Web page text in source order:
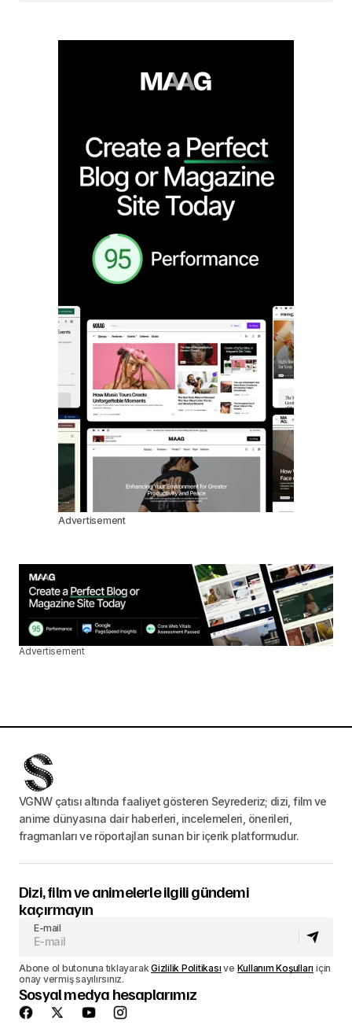
Advertisement
Advertisement
VGNW çatısı altında faaliyet gösteren Seyrederiz; dizi, film ve
anime dünyasına dair haberleri, incelemeleri, önerileri,
fragmanları ve röportajları sunan bir içerik platformudur.
Dizi, film ve animelerle ilgili gündemi
kaçırmayın
E-mail
Abone ol butonuna tıklayarakGizlilik Politikası ve Kullanım Koşulları için
onay vermiş sayılırsınız.
Sosyal medya hesaplarımız